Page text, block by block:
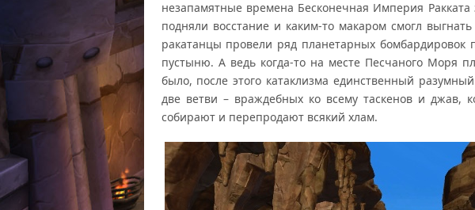
незапамятные времена Бесконечная Империя
подняли восстание и каким-то макаром смогл
ракатанцы провели ряд планетарных бомбардировок
пустыню. А ведь когда-то на месте Песчаного Моря
было, после этого катаклизма единственный
две ветви – враждебных ко всему таскенов и джав,
собирают и перепродают всякий хлам.